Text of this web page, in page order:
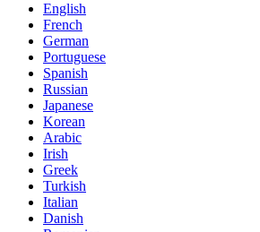
English
French
German
Portuguese
Spanish
Russian
Japanese
Korean
Arabic
Irish
Greek
Turkish
Italian
Danish